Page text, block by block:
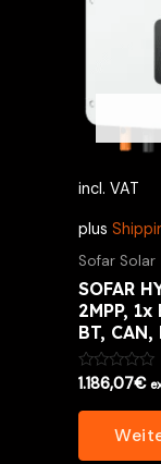
incl. VAT
plus
Sofar Solar
SOFAR
2MPP,
BT, CAN,
Bewertet
0
1.186,07€